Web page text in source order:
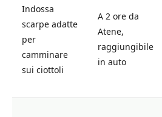
Indossa
scarpe adatte
per
camminare
sui ciottoli
A 2 ore da
Atene,
raggiungibile
in auto